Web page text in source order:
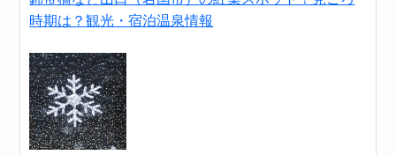
時期は？観光・宿泊温泉情報